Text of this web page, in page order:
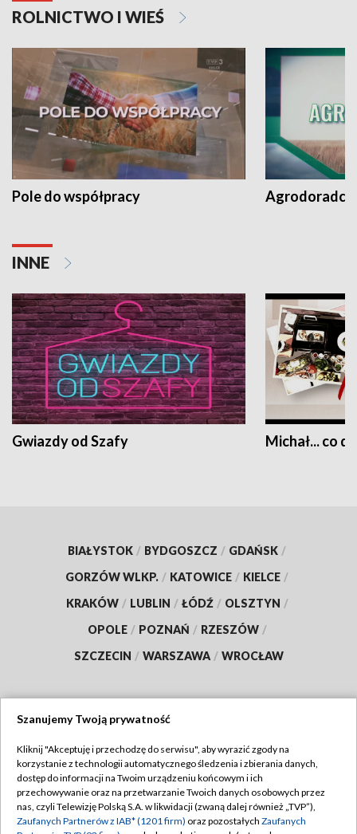
ROLNICTWO I WIEŚ
Pole do współpracy Agrodoradcy
INNE
Gwiazdy od Szafy Michał... co
BIAŁYSTOK / BYDGOSZCZ / GDAŃSK /
GORZÓW WLKP. / KATOWICE / KIELCE /
KRAKÓW / LUBLIN / ŁÓDŹ / OLSZTYN /
OPOLE / POZNAŃ / RZESZÓW /
SZCZECIN / WARSZAWA / WROCŁAW
TVP
Abonament TVP
Emisja w TVP
Regulamin TVP
Polityka prywatności
Szanujemy Twoją prywatność
Kliknij "Akceptuję i przechodzę do serwisu", aby wyrazić zgody na
korzystanie z technologii automatycznego śledzenia i zbierania danych,
dostęp do informacji na Twoim urządzeniu końcowym i ich
przechowywanie oraz na przetwarzanie Twoich danych osobowych przez
nas, czyli Telewizję Polską S.A. w likwidacji (zwaną dalej również „TVP”),
Zaufanych Partnerów z IAB* (1201 firm) oraz pozostałych Zaufanych